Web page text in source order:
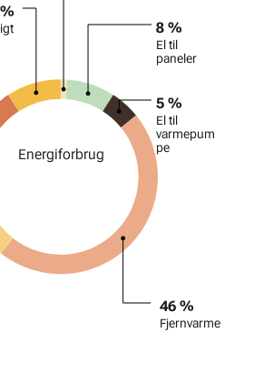
8 %
El til
paneler
5 %
El til
varmepum
pe
46 %
Fjernvarme
Ene­rgif­orbr­ug